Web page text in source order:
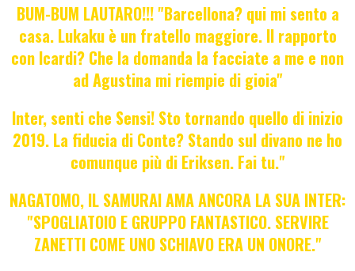
BUM-BUM LAUTARO!!! "Barcellona? qui mi sento a
casa. Lukaku è un fratello maggiore. Il rapporto
con Icardi? Che la domanda la facciate a me e non
ad Agustina mi riempie di gioia"
Inter, senti che Sensi! Sto tornando quello di inizio
2019. La fiducia di Conte? Stando sul divano ne ho
comunque più di Eriksen. Fai tu."
NAGATOMO, IL SAMURAI AMA ANCORA LA SUA INTER:
"SPOGLIATOIO E GRUPPO FANTASTICO. SERVIRE
ZANETTI COME UNO SCHIAVO ERA UN ONORE."